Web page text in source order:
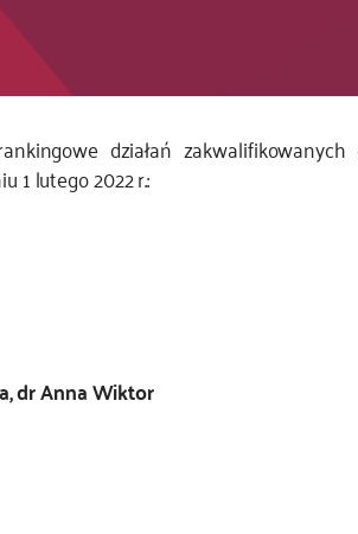
działań
1 lutego 2022 r.:
dr Anna Wiktor